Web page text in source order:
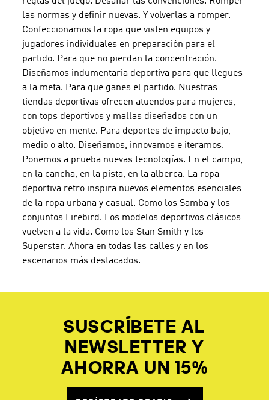
las normas y definir nuevas. Y volverlas a romper.
Confeccionamos la ropa que visten equipos y
jugadores individuales en preparación para el
partido. Para que no pierdan la concentración.
Diseñamos indumentaria deportiva para que llegues
a la meta. Para que ganes el partido. Nuestras
tiendas deportivas ofrecen atuendos para mujeres,
con tops deportivos y mallas diseñados con un
objetivo en mente. Para deportes de impacto bajo,
medio o alto. Diseñamos, innovamos e iteramos.
Ponemos a prueba nuevas tecnologías. En el campo,
en la cancha, en la pista, en la alberca. La ropa
deportiva retro inspira nuevos elementos esenciales
de la ropa urbana y casual. Como los Samba y los
conjuntos Firebird. Los modelos deportivos clásicos
vuelven a la vida. Como los Stan Smith y los
Superstar. Ahora en todas las calles y en los
escenarios más destacados.
SUSCRÍBETE AL
NEWSLETTER Y
AHORRA UN 15%